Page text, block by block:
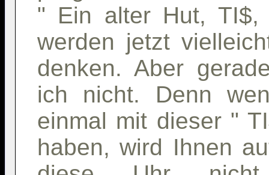
" Ein alter Hut, TI$,
werden jetzt
denken. Aber
ich nicht. Denn
einmal mit dieser "
haben, wird Ihnen